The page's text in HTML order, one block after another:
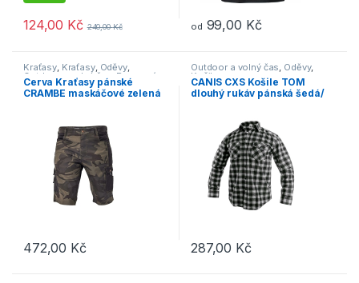
124,00 Kč 240,00Kč
Tento produkt má více variant. Možnosti lze vybrat na stránce
od 99,00 Kč
Tento produkt má více variant.
Kraťasy, Kraťasy, Oděvy,
Outdoor a volný čas Pracovní
oděvy
Cerva Kraťasy pánské
CRAMBE maskáčové zelená
472,00 Kč
Tento produkt má více variant. Možnosti lze vybrat na stránce
Outdoor a volný čas, Oděvy,
Košile
CANIS CXS Košile TOM
dlouhý rukáv pánská šedá/
287,00 Kč
Tento produkt má více variant.